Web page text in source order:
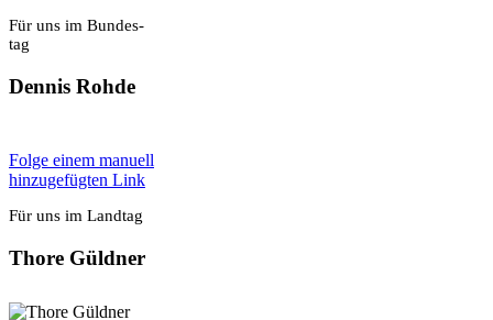
Für uns im Bun­des­
tag
Den­nis Roh­de
Fol­ge einem manu­ell
hin­zu­ge­füg­ten Link
Für uns im Land­tag
Tho­re Güld­ner